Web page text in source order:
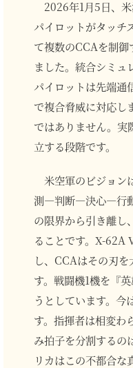
2026年1月5日、
パイロットがタッチ
て複数のCCAを制
ました。統合シミュ
パイロットは先端通
で複合脅威に対応し
ではありません。実
立する段階です。
米空軍のビジョン
測―判断―決心―行
の限界から引き離し
ることです。X-62A
し、CCAはその刃
す。戦闘機1機を『
うとしています。今
す。指揮者は相変わ
み拍子を分割するの
リカはこの不都合な